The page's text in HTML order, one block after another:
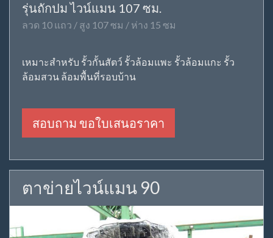
รุ่นถักปม ไวน์แมน 107 ซม.
ลวด 10 แถว / สูง 107 ซม / ห่าง 15 ซม
เหมาะสำหรับ รั้วกั้นสัตว์ รั้วล้อมแพะ รั้วล้อมแกะ รั้ว
ล้อมสวน ล้อมพื้นที่รอบบ้าน
สอบถาม ขอใบเสนอราคา
ตาข่ายไวน์แมน 90